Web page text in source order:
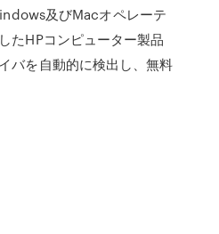
及びMacオペレーテ
たHPコンピューター製品
バを自動的に検出し、無料